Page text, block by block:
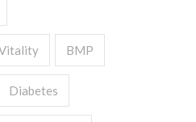
BMP
Diabetes